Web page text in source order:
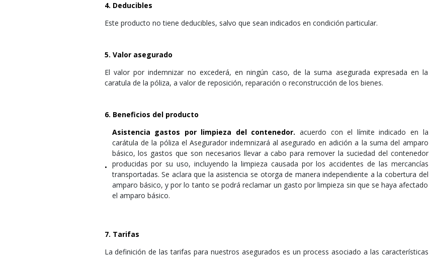
4. Deducibles
Este producto no tiene deducibles, salvo que sean indicados en condición particular.
5. Valor asegurado
El valor por indemnizar no excederá, en ningún caso, de la suma asegurada expresada en la
caratula de la póliza, a valor de reposición, reparación o reconstrucción de los bienes.
6. Beneficios del producto
•
Asistencia gastos por limpieza del contenedor. acuerdo con el límite indicado en la
carátula de la póliza el Asegurador indemnizará al asegurado en adición a la suma del amparo
básico, los gastos que son necesarios llevar a cabo para remover la suciedad del contenedor
producidas por su uso, incluyendo la limpieza causada por los accidentes de las mercancías
transportadas. Se aclara que la asistencia se otorga de manera independiente a la cobertura del
amparo básico, y por lo tanto se podrá reclamar un gasto por limpieza sin que se haya afectado
el amparo básico.
7. Tarifas
La definición de las tarifas para nuestros asegurados es un process asociado a las características